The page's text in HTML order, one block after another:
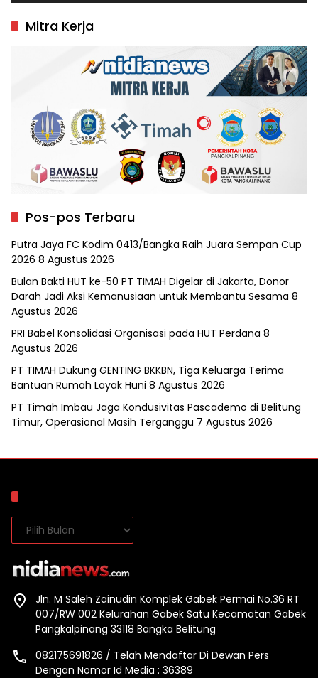
Mitra Kerja
Pos-pos Terbaru
Putra Jaya FC Kodim 0413/Bangka Raih Juara Sempan Cup
2026 8 Agustus 2026
Bulan Bakti HUT ke-50 PT TIMAH Digelar di Jakarta, Donor
Darah Jadi Aksi Kemanusiaan untuk Membantu Sesama 8
Agustus 2026
PRI Babel Konsolidasi Organisasi pada HUT Perdana 8
Agustus 2026
PT TIMAH Dukung GENTING BKKBN, Tiga Keluarga Terima
Bantuan Rumah Layak Huni 8 Agustus 2026
PT Timah Imbau Jaga Kondusivitas Pascademo di Belitung
Timur, Operasional Masih Terganggu 7 Agustus 2026
Arsip
Jln. M Saleh Zainudin Komplek Gabek Permai No.36 RT
007/RW 002 Kelurahan Gabek Satu Kecamatan Gabek
Pangkalpinang 33118 Bangka Belitung
082175691826 / Telah Mendaftar Di Dewan Pers
Dengan Nomor Id Media : 36389